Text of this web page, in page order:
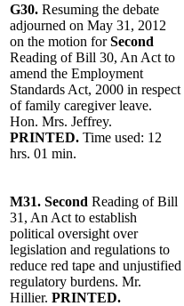
G30. Resuming the debate
adjourned on May 31, 2012
on the motion forSecond
Reading of Bill 30, An Act to
amend the Employment
Standards Act, 2000 in respect
of family caregiver leave.
Hon. Mrs. Jeffrey.
PRINTED. Time used: 12
hrs. 01 min.
M31. Second Reading of Bill
31, An Act to establish
political oversight over
legislation and regulations to
reduce red tape and unjustified
regulatory burdens. Mr.
Hillier. PRINTED.